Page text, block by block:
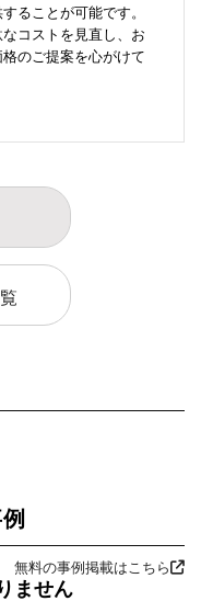
ることが可能です。
コストを見直し、お
のご提案を心がけて
無料の事例掲載はこちら
ません